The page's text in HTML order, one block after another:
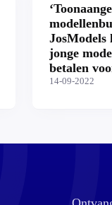
JosModels
jonge
betalen
zogenaamde
14-09-2022